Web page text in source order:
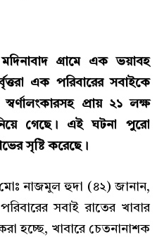
গ্রামে এক ভয়াবহ
এক পরিবারের সবাইকে
প্রায় ২১ লক্ষ
গেছে। এই ঘটনা পুরো
সৃষ্টি করেছে।
নাজমুল হুদা (৪২) জানান,
সবাই রাতের খাবার
হচ্ছে, খাবারে চেতনানাশক